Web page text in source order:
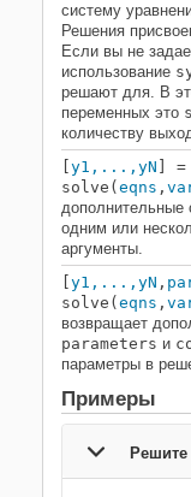
систему
Решения
Если вы не
использование
решают для. В
переменных это
количеству
y1,...,yN ] =
solve( eqns ,
дополнительные
одним или
аргументы.
y1,...,yN ,
solve( eqns ,
возвращает
parameters и
параметры в
Примеры
Решите